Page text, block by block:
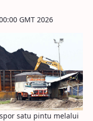
GMT 2026
satu pintu melalui